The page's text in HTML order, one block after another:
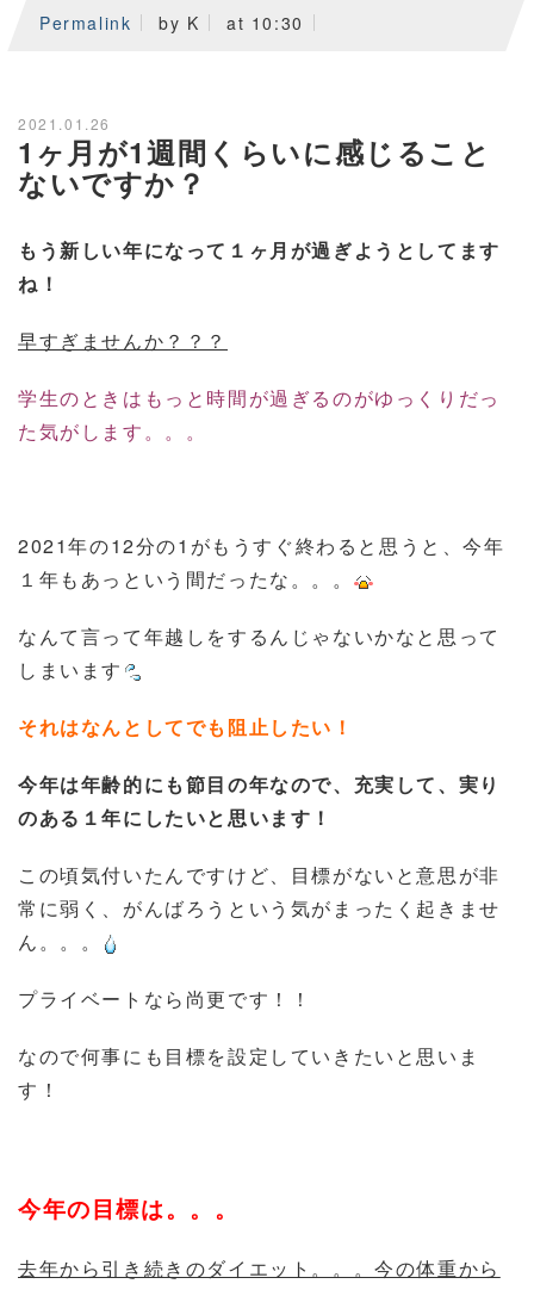
Permalink by K at 10:30
2021.01.26
1ヶ月が1週間くらいに感じること
ないですか？
もう新しい年になって１ヶ月が過ぎようとしてます
ね！
早すぎませんか？？？
学生のときはもっと時間が過ぎるのがゆっくりだっ
た気がします。。。
2021年の12分の1がもうすぐ終わると思うと、今年
１年もあっという間だったな。。。
なんて言って年越しをするんじゃないかなと思って
しまいます
それはなんとしてでも阻止したい！
今年は年齢的にも節目の年なので、充実して、実り
のある１年にしたいと思います！
この頃気付いたんですけど、目標がないと意思が非
常に弱く、がんばろうという気がまったく起きませ
ん。。。
プライベートなら尚更です！！
なので何事にも目標を設定していきたいと思いま
す！
今年の目標は。。。
去年から引き続きのダイエット。。。今の体重から